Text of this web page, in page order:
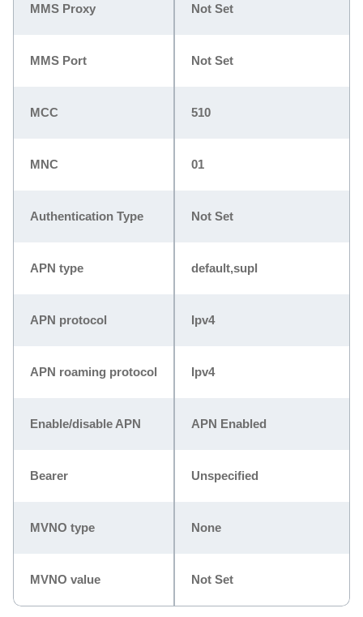
MMS Proxy Not Set
MMS Port Not Set
MCC 510
MNC 01
Authentication Type Not Set
APN type default,supl
APN protocol Ipv4
APN roaming protocol Ipv4
Enable/disable APN APN Enabled
Bearer Unspecified
MVNO type None
MVNO value Not Set